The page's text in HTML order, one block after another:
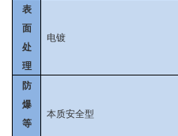
表
面
处
理
电镀
防
爆
等
本质安全型